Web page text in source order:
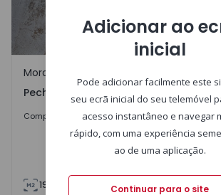
Pechão, Faro
Moradia
Pechão, Faro
Comprar 220.000 €
198
Adicionar ao
inicial
Pode adicionar facilmente este
seu ecrã inicial do seu telemóvel
acesso instantâneo e navegar
rápido, com uma experiência
ao de uma aplicação.
Continuar para o site